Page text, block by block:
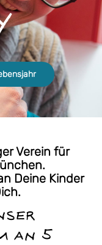
Verein für
Deine Kinder
an 5